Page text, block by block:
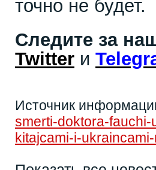
точно не будет.
Следите за
Twitter и
Источник
smerti-doktora-
kitajcami-i-